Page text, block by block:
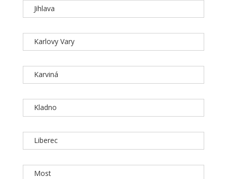
Jihlava
Karlovy Vary
Karviná
Kladno
Liberec
Most